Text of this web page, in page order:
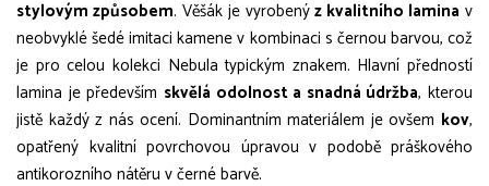
stylovým způsobem. Věšák je vyrobenýz kvalitního lamina v
neobvyklé šedé imitaci kamene v kombinaci s černou barvou, což
je pro celou kolekci Nebula typickým znakem. Hlavní předností
lamina je především skvělá odolnost a snadná údržba, kterou
jistě každý z nás ocení. Dominantním materiálem je ovšem kov,
opatřený kvalitní povrchovou úpravou v podobě práškového
antikorozního nátěru v černé barvě.